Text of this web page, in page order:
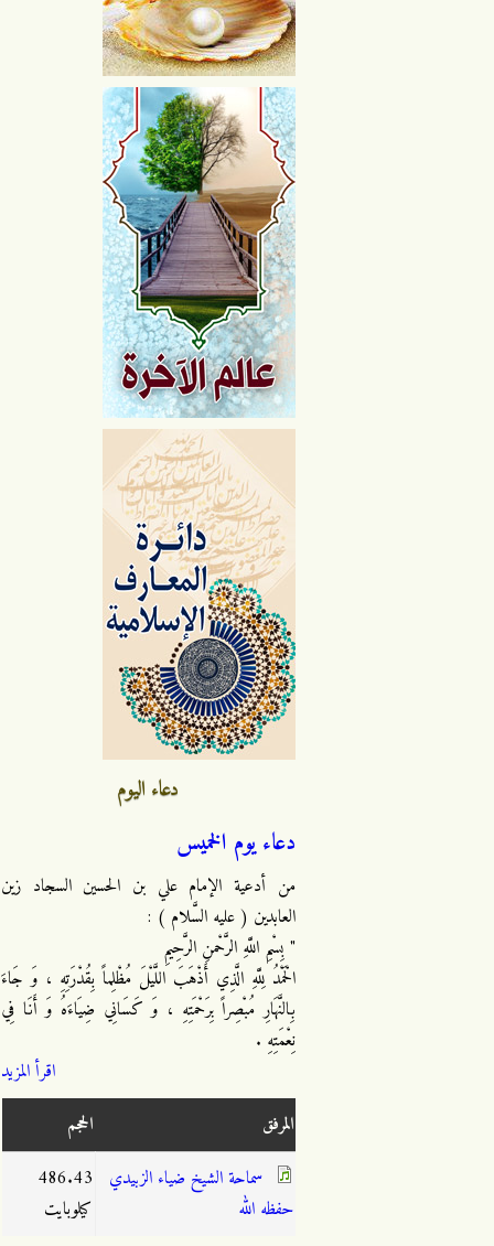
دعاء اليوم
دعاء يوم الخميس
من أدعية الإمام علي بن الحسين السجاد زين
العابدين ( عليه السَّلام ) :
" بِسْمِ اللَّهِ الرَّحْمنِ الرَّحِيمِ
الْحَمْدُ لِلَّهِ الَّذِي أَذْهَبَ اللَّيْلَ مُظْلِماً بِقُدْرَتِهِ ، وَ جَاءَ
بِالنَّهَارِ مُبْصِراً بِرَحْمَتِهِ ، وَ كَسَانِي ضِيَاءَهُ وَ أَنَا فِي
نِعْمَتِهِ .
اقرأ المزيد
المرفق
الحجم
سماحة الشيخ ضياء الزبيدي
حفظه الله
486.43
كيلوبايت